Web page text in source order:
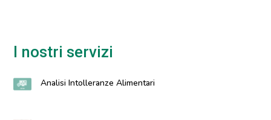
I nostri servizi
Analisi Intolleranze Alimentari